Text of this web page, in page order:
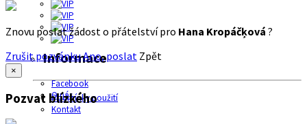
Informace
Facebook
O nás
Podmínky použití
Kontakt
Znovu poslat žádost o přátelství pro Hana Kropáčķová ?
Zrušit pozvánkuAno, poslat Zpět
×
Pozvat blízkého